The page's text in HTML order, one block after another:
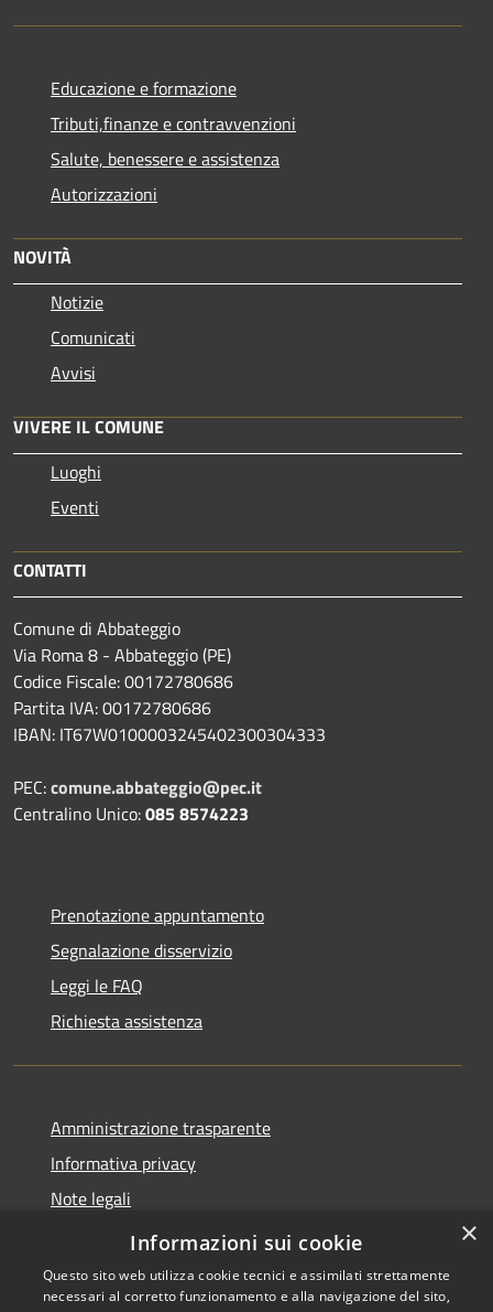
Educazione e formazione
Tributi,finanze e contravvenzioni
Salute, benessere e assistenza
Autorizzazioni
NOVITÀ
Notizie
Comunicati
Avvisi
VIVERE IL COMUNE
Luoghi
Eventi
CONTATTI
Comune di Abbateggio
Via Roma 8 - Abbateggio (PE)
Codice Fiscale: 00172780686
Partita IVA: 00172780686
IBAN: IT67W0100003245402300304333
PEC:comune.abbateggio@pec.it
Centralino Unico:085 8574223
Prenotazione appuntamento
Segnalazione disservizio
Leggi le FAQ
Richiesta assistenza
Amministrazione trasparente
Informativa privacy
Note legali
Dichiarazione di accessibilità
×
Informazioni sui cookie
Questo sito web utilizza cookie tecnici e assimilati strettamente
necessari al corretto funzionamento e alla navigazione del sito,